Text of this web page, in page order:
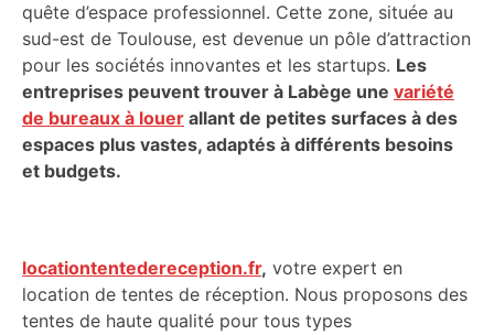
quête d’espace professionnel. Cette zone, située au
sud-est de Toulouse, est devenue un pôle d’attraction
pour les sociétés innovantes et les startups. Les
entreprises peuvent trouver à Labège une variété
de bureaux à louer allant de petites surfaces à des
espaces plus vastes, adaptés à différents besoins
et budgets.
locationtentedereception.fr, votre expert en
location de tentes de réception. Nous proposons des
tentes de haute qualité pour tous types